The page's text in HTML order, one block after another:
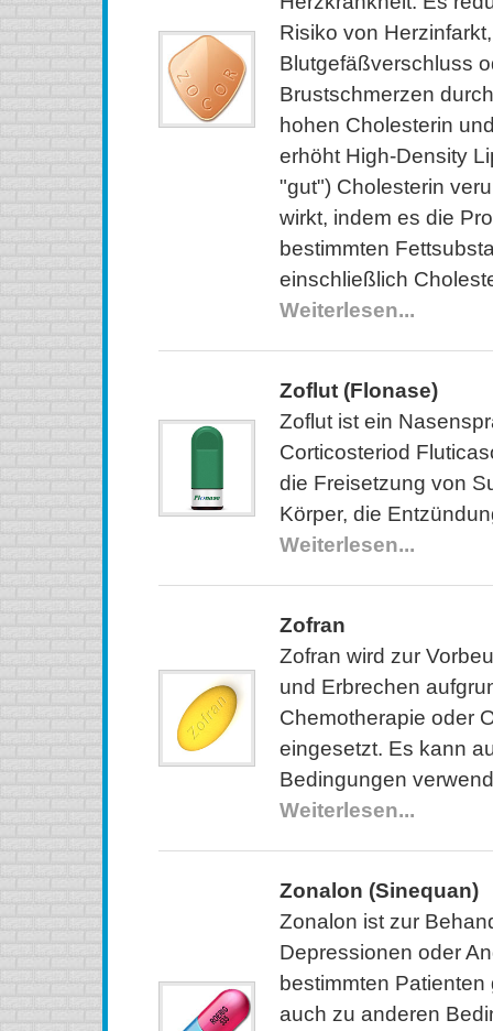
Risiko von
Blutgefäßverschluss
Brustschmerzen
hohen Cholesterin
erhöht High-Density
"gut") Cholesterin
wirkt, indem es die
bestimmten
einschließlich
Weiterlesen...
Zoflut (Flonase)
Zoflut ist ein
Corticosteriod
die Freisetzung von
Körper, die
Weiterlesen...
Zofran
Zofran wird zur
und Erbrechen
Chemotherapie oder
eingesetzt. Es kann
Bedingungen
Weiterlesen...
Zonalon (Sinequan)
Zonalon ist zur
Depressionen oder
bestimmten
auch zu anderen